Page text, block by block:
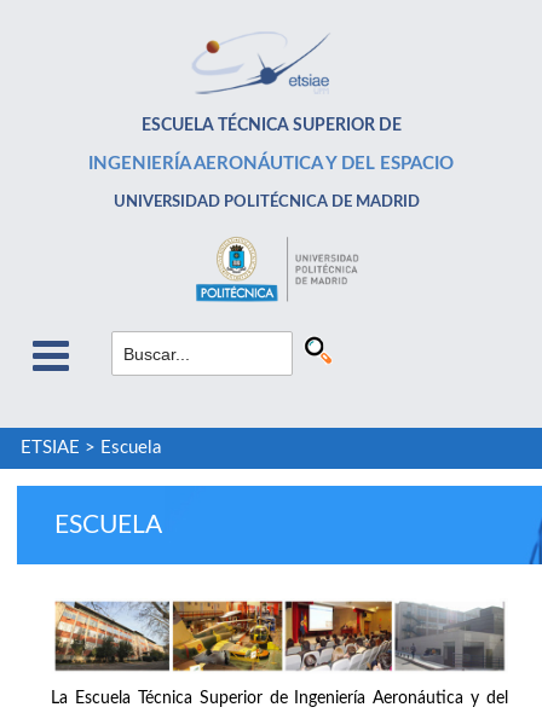
ESCUELA TÉCNICA SUPERIOR DE
INGENIERÍA AERONÁUTICA Y DEL ESPACIO
UNIVERSIDAD POLITÉCNICA DE MADRID
ETSIAE > Escuela
ESCUELA
La Escuela Técnica Superior de Ingeniería Aeronáutica y del